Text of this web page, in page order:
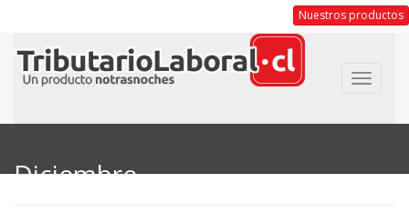
Nuestros productos
Toggle
Diciembre